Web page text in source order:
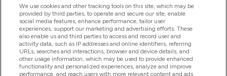
ヘルプ＆ガイド
商品について
会社概要
We use cookies and other tracking tools on this site, which may be
provided by third parties, to operate and secure our site, enable
social media features, enhance performance, tailor user
experiences, support our marketing and advertising efforts. These
also enable us and third parties to access and record user and
activity data, such as IP addresses and online identifiers, referring
URLs, searches and interactions, browser and device details, and
other usage information, which may be used to provide enhanced
functionality and personalized experiences, analyze and improve
performance, and reach users with more relevant content and ads